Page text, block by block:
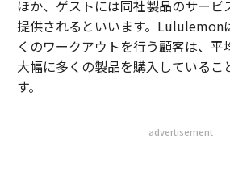
ほか、ゲストには同社製品のサービ
提供されるといいます。Lululemon
くのワークアウトを行う顧客は、平
大幅に多くの製品を購入しているこ
す。
advertisement